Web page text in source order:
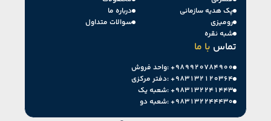
درباره ما
سوالات متداول
پک هدیه سازمانی
رومیزی
شبه نقره
تماس با ما
واحد فروش:+۹۸۹۹۲۰۷۸۴۹۰۰
دفتر مرکزی:+۹۸۳۱۳۲۱۲۰۳۶۴
شعبه یک:+۹۸۳۱۳۲۲۴۱۴۴۳
شعبه دو:+۹۸۳۱۳۲۲۴۴۴۳۰